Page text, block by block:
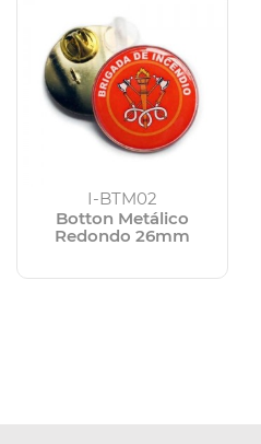
I-BTM02
Botton Metálico
Redondo 26mm